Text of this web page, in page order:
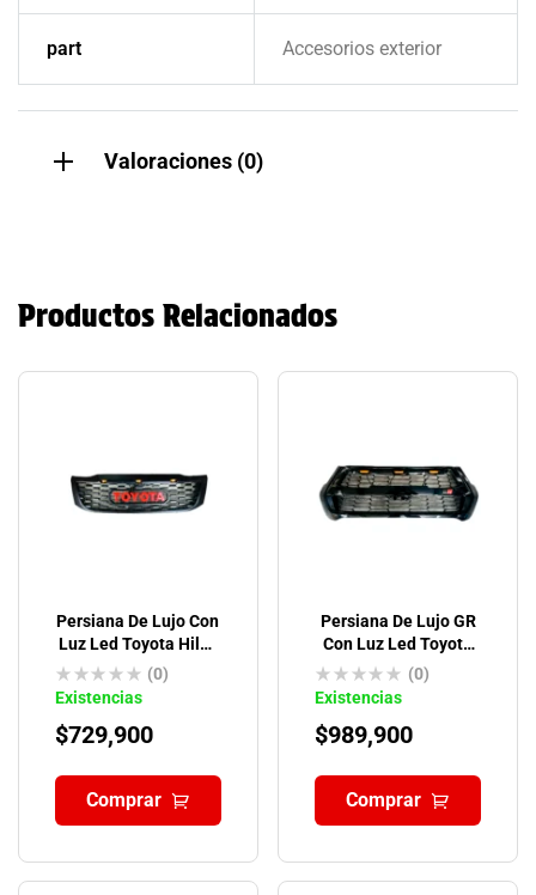
part Accesorios exterior
Valoraciones (0)
Productos Relacionados
Persiana De Lujo Con
Luz Led Toyota Hilux
Vigo 2012-2016
(0)
Existencias
$729,900
Comprar
Persiana De Lujo GR
Con Luz Led Toyota
Hilux Revo
(0)
Existencias
$989,900
Comprar